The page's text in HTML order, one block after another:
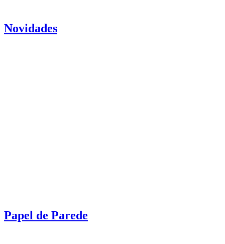
Novidades
Papel de Parede